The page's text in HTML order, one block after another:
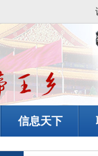
信息天下